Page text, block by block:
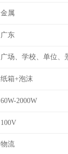
金属
广东
广场、学校、单位、
纸箱+泡沫
60W-2000W
100V
物流